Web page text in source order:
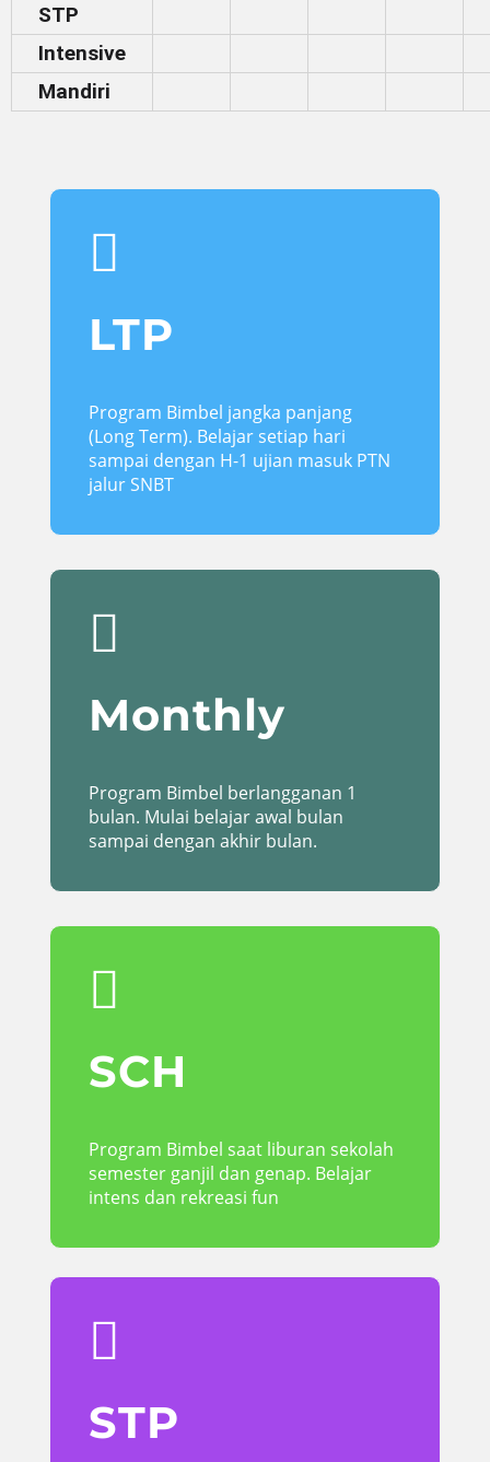
STP
Intensive
Mandiri

LTP
Program Bimbel jangka panjang
(Long Term). Belajar setiap hari
sampai dengan H-1 ujian masuk PTN
jalur SNBT

Monthly
Program Bimbel berlangganan 1
bulan. Mulai belajar awal bulan
sampai dengan akhir bulan.

SCH
Program Bimbel saat liburan sekolah
semester ganjil dan genap. Belajar
intens dan rekreasi fun

STP